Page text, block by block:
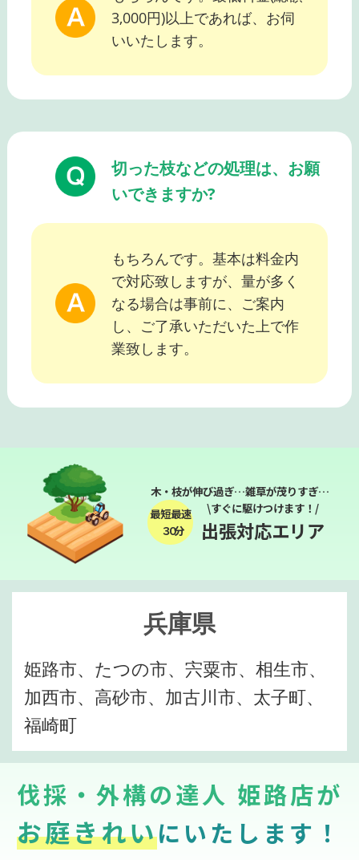
3,000円)以上であれば、お伺
いいたします。
切った枝などの処理は、お願
いできますか?
もちろんです。基本は料金内
で対応致しますが、量が多く
なる場合は事前に、ご案内
し、ご了承いただいた上で作
業致します。
木・枝が伸び過ぎ…雑草が茂りすぎ…
最短最速
３０分
\すぐに駆けつけます！/
出張対応エリア
兵庫県
姫路市、たつの市、宍粟市、相生市、
加西市、高砂市、加古川市、太子町、
福崎町
伐採・外構の達人 姫路店が
お庭きれいにいたします！